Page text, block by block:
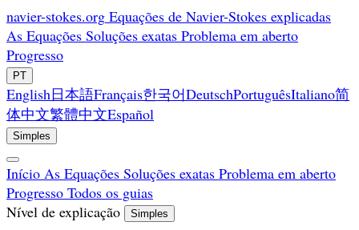
navier-stokes.org Equações de Navier-Stokes explicadas
As Equações Soluções exatas Problema em aberto
Progresso
PT
English日本語Français한국어DeutschPortuguêsItaliano简
体中文繁體中文Español
Simples
Início As Equações Soluções exatas Problema em aberto
Progresso Todos os guias
Nível de explicação
Simples